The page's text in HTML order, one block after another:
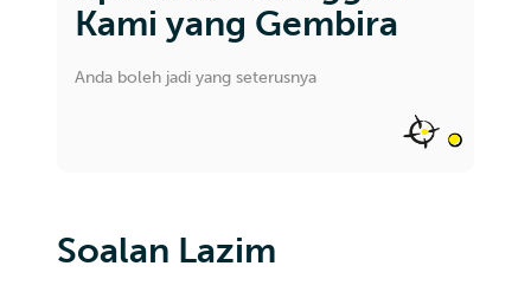
Kami yang Gembira
Anda boleh jadi yang seterusnya
Soalan Lazim